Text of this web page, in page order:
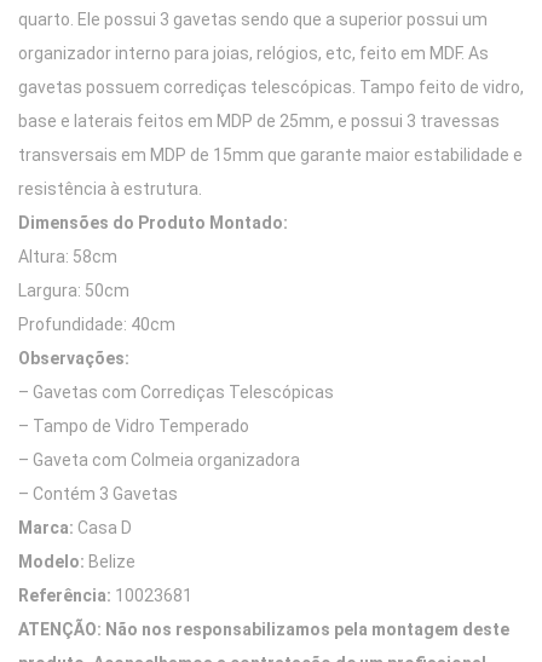
quarto. Ele possui 3 gavetas sendo que a superior possui um
organizador interno para joias, relógios, etc, feito em MDF. As
gavetas possuem corrediças telescópicas. Tampo feito de vidro,
base e laterais feitos em MDP de 25mm, e possui 3 travessas
transversais em MDP de 15mm que garante maior estabilidade e
resistência à estrutura.
Dimensões do Produto Montado:
Altura: 58cm
Largura: 50cm
Profundidade: 40cm
Observações:
– Gavetas com Corrediças Telescópicas
– Tampo de Vidro Temperado
– Gaveta com Colmeia organizadora
– Contém 3 Gavetas
Marca: Casa D
Modelo: Belize
Referência: 10023681
ATENÇÃO: Não nos responsabilizamos pela montagem deste